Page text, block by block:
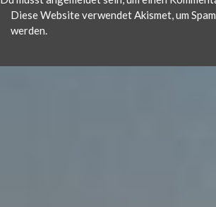
Diese Website verwendet Akismet, um
werden.